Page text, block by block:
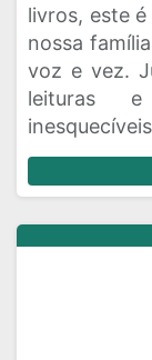
livros, este
nossa
voz e vez.
leituras e